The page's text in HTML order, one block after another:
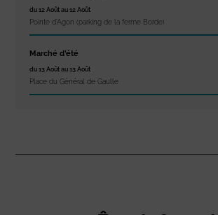
du 12 Août au 12 Août
Pointe d'Agon (parking de la ferme Borde)
Marché d’été
du 13 Août au 13 Août
Place du Général de Gaulle